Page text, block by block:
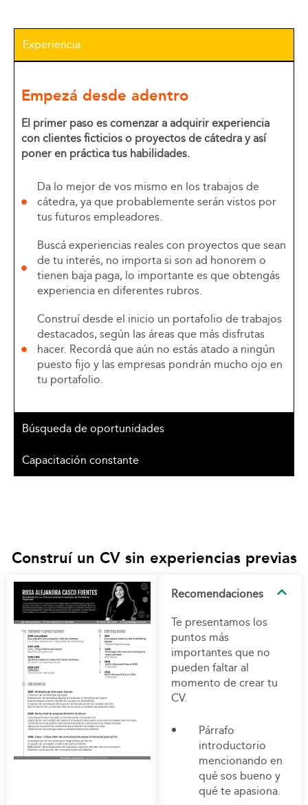
Experiencia
Empezá desde adentro
El primer paso es comenzar a adquirir experiencia
con clientes ficticios o proyectos de cátedra y así
poner en práctica tus habilidades.
Da lo mejor de vos mismo en los trabajos de
cátedra, ya que probablemente serán vistos por
tus futuros empleadores.
Buscá experiencias reales con proyectos que sean
de tu interés, no importa si son ad honorem o
tienen baja paga, lo importante es que obtengás
experiencia en diferentes rubros.
Construí desde el inicio un portafolio de trabajos
destacados, según las áreas que más disfrutas
hacer. Recordá que aún no estás atado a ningún
puesto fijo y las empresas pondrán mucho ojo en
tu portafolio.
Búsqueda de oportunidades
Capacitación constante
Construí un CV sin experiencias previas
Recomendaciones
Te presentamos los
puntos más
importantes que no
pueden faltar al
momento de crear tu
CV.
Párrafo
introductorio
mencionando en
qué sos bueno y
qué te apasiona.